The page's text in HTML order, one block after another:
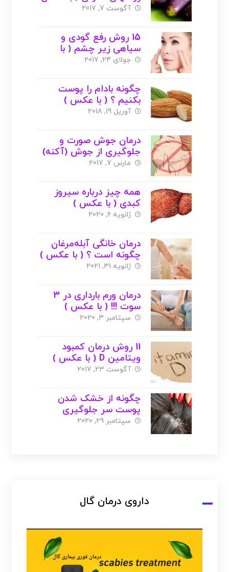
)
آگوست 7, 2017
15 روش رفع گودی و
سیاهی زیر چشم ( با
عکس )
جولای 24, 2017
چگونه بادام را پوست
بکنیم ؟ ( با عکس )
آوریل 19, 2018
درمان جوش صورت و
جلوگیری از جوش (آکنه)
+ درمان های گیاهی و
مارس 7, 2017
همه چیز درباره سیروز
کبدی ( با عکس )
ژانویه 6, 2020
درمان خانگی آبله‌مرغان
چگونه است ؟ ( با عکس )
ژانویه 31, 2021
درمان ورم بارداری در 3
سوت !!! ( با عکس )
سپتامبر 3, 2020
11 روش درمان کمبود
ویتامین D ( با عکس )
آگوست 23, 2017
چگونه از خشک شدن
پوست سر جلوگیری
کنیم؟؟
سپتامبر 29, 2020
داروی درمان گال